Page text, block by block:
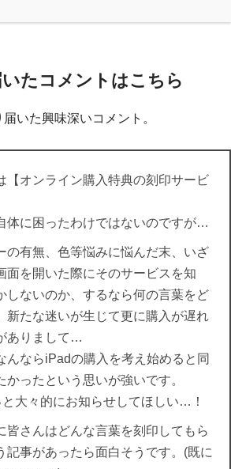
たコメントはこちら
いた興味深いコメント。
【オンライン購入特典の刻印サービ
体に困ったわけではないのですが…
の有無、色等悩みに悩んだ末、いざ
面を開いた際にそのサービスを知
しないのか、するなら何の言葉をど
新たな迷いが生じて更に購入が遅れ
ありまして…
んならiPadの購入を考え始めると同
かったという思いが強いです。
大々的にお知らせしてほしい…！
皆さんはどんな言葉を刻印してもら
記事があったら面白そうです。(既に